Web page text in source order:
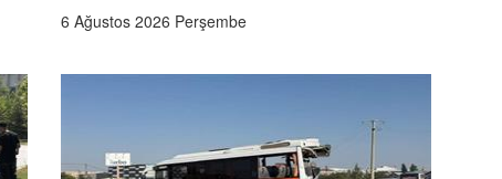
6 Ağustos 2026 Perşembe